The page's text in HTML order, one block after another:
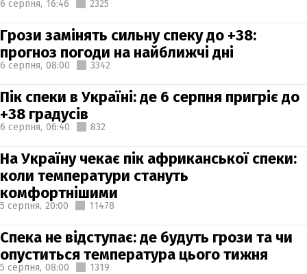
6 серпня, 16:46 2325
Грози замінять сильну спеку до +38:
прогноз погоди на найближчі дні
6 серпня, 08:00 3342
Пік спеки в Україні: де 6 серпня пригріє до
+38 градусів
6 серпня, 06:40 832
На Україну чекає пік африканської спеки:
коли температури стануть
комфортнішими
5 серпня, 20:00 11478
Спека не відступає: де будуть грози та чи
опуститься температура цього тижня
5 серпня, 08:00 1319